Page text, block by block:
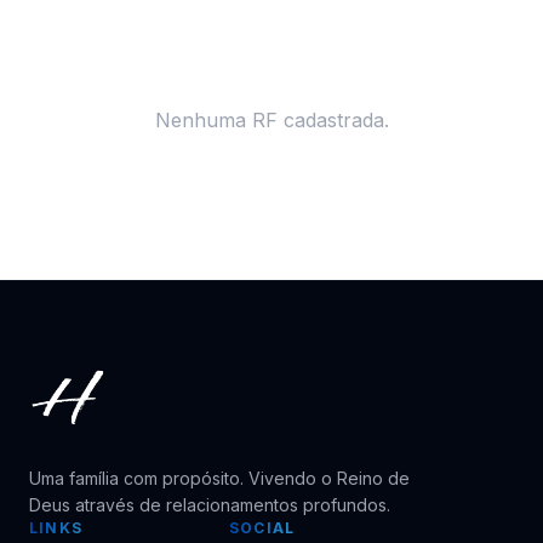
Nenhuma RF cadastrada.
Uma família com propósito. Vivendo o Reino de
Deus através de relacionamentos profundos.
LINKS SOCIAL